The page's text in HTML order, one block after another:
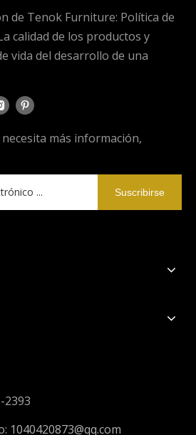
de Tenok Furniture: Política de
calidad de los productos y
vida del desarrollo de una
más información,
Suscribirse
2393
1040420873@qq.com